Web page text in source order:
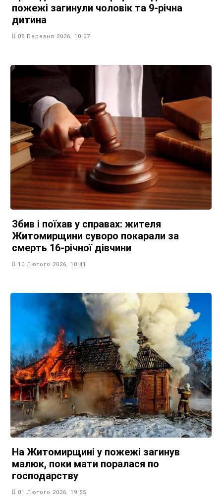
пожежі загинули чоловік та 9-річна
дитина
08 Березня 2026, 10:07
Збив і поїхав у справах: жителя
Житомирщини суворо покарали за
смерть 16-річної дівчини
10 Лютого 2026, 10:41
На Житомирщині у пожежі загинув
малюк, поки мати поралася по
господарству
01 Лютого 2026, 19:55